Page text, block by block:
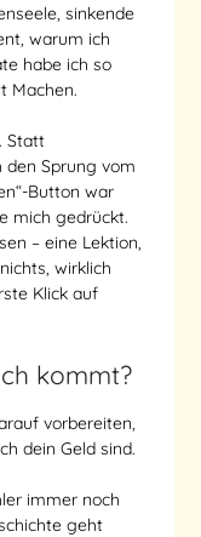
sinkende
warum ich
habe ich so
Machen.
Statt
Sprung vom
Button war
mich gedrückt.
– eine Lektion,
wirklich
Klick auf
kommt?
vorbereiten,
dein Geld sind.
immer noch
geht